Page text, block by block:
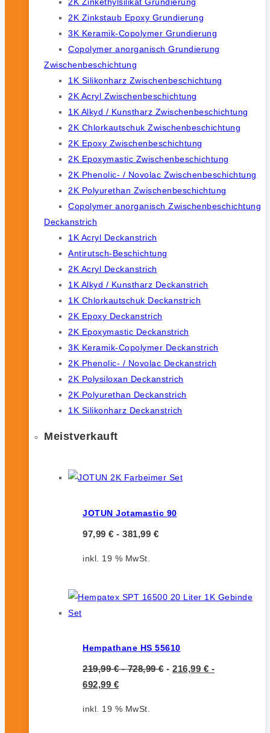
2K Zinkstaub Epoxy Grundierung
3K Keramik-Copolymer Grundierung
Copolymer anorganisch Grundierung
Zwischenbeschichtung
1K Silikonharz Zwischenbeschichtung
2K Acryl Zwischenbeschichtung
1K Alkyd / Kunstharz Zwischenbeschichtung
2K Chlorkautschuk Zwischenbeschichtung
2K Epoxy Zwischenbeschichtung
2K Epoxymastic Zwischenbeschichtung
2K Phenolic- / Novolac Zwischenbeschichtung
2K Polyurethan Zwischenbeschichtung
Copolymer anorganisch Zwischenbeschichtung
Deckanstrich
1K Acryl Deckanstrich
Antirutsch-Beschichtung
2K Acryl Deckanstrich
1K Alkyd / Kunstharz Deckanstrich
1K Chlorkautschuk Deckanstrich
2K Epoxy Deckanstrich
2K Epoxymastic Deckanstrich
3K Keramik-Copolymer Deckanstrich
2K Phenolic- / Novolac Deckanstrich
2K Polysiloxan Deckanstrich
2K Polyurethan Deckanstrich
1K Silikonharz Deckanstrich
Meistverkauft
JOTUN Jotamastic 90
97,99 € - 381,99 €
inkl. 19 % MwSt.
Hempathane HS 55610
219,99€-728,99€- 216,99 € -
692,99 €
inkl. 19 % MwSt.